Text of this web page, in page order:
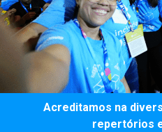
Acreditamos na
repertórios